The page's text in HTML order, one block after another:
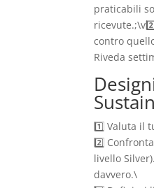
praticabili
contro
Riveda
1️⃣ Valuta il
2️⃣
livello
davvero.\